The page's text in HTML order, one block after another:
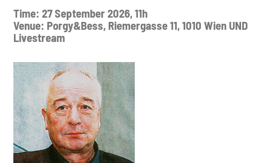
Time: 27 September 2026, 11h
Venue: Porgy&Bess, Riemergasse 11, 1010 Wien UND
Livestream